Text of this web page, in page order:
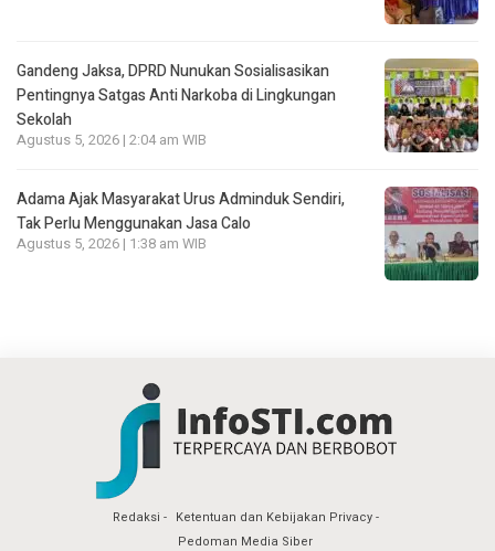
Gandeng Jaksa, DPRD Nunukan Sosialisasikan
Pentingnya Satgas Anti Narkoba di Lingkungan
Sekolah
Agustus 5, 2026 | 2:04 am WIB
Adama Ajak Masyarakat Urus Adminduk Sendiri,
Tak Perlu Menggunakan Jasa Calo
Agustus 5, 2026 | 1:38 am WIB
Redaksi
Ketentuan dan Kebijakan Privacy
Pedoman Media Siber